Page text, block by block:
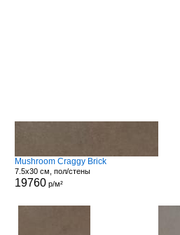
Mushroom Craggy Brick
7.5x30 см, пол/стены
19760р/м²